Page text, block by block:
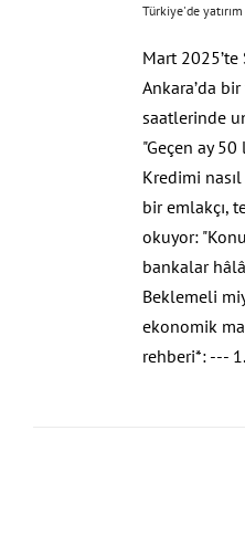
Türkiye'de
Mart 2025’te
Ankara’da bir
saatlerinde
"Geçen ay
Kredimi
bir emlakçı,
okuyor:
bankalar
Beklemeli
ekonomik
rehberi*: ---